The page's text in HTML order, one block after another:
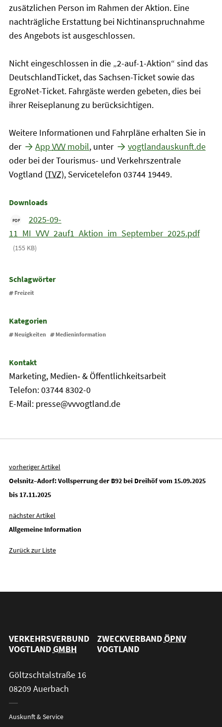
zusätzlichen Person im Rahmen der Aktion. Eine
nachträgliche Erstattung bei Nichtinanspruchnahme
des Angebots ist ausgeschlossen.
Nicht eingeschlossen in die „2-auf-1-Aktion“ sind das
DeutschlandTicket, das Sachsen-Ticket sowie das
EgroNet-Ticket. Fahrgäste werden gebeten, dies bei
ihrer Reiseplanung zu berücksichtigen.
Weitere Informationen und Fahrpläne erhalten Sie in
der
AppVVVmobil, unter
vogtlandauskunft.de
oder bei der Tourismus- und Verkehrszentrale
Vogtland (TVZ), Servicetelefon 03744 19449.
Downloads
PDF
2025-09-
11_MI_VVV_2auf1_Aktion_im_September_2025.pdf
(155 KB)
Schlagwörter
Freizeit
Kategorien
Neuigkeiten Medieninformation
Kontakt
Marketing, Medien‐ & Öffentlichkeitsarbeit
Telefon: 03744 8302-0
E-Mail: presse@vvvogtland.de
vorheriger Artikel
Oelsnitz–Adorf: Vollsperrung der B92 bei Dreihöf vom 15.09.2025
bis 17.11.2025
nächster Artikel
Allgemeine Information
Zurück zur Liste
VERKEHRSVERBUND
VOGTLANDGMBH
ZWECKVERBANDÖPNV
VOGTLAND
Göltzschtalstraße 16
08209 Auerbach
Auskunft & Service